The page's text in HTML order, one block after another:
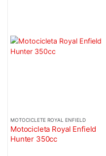
MOTOCICLETE ROYAL ENFIELD
Motocicleta Royal Enfield
Hunter 350cc